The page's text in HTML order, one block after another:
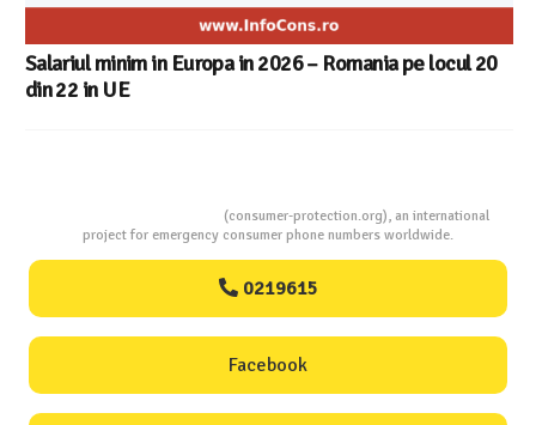
(consumer-protection.org), an international
project for emergency consumer phone numbers worldwide.
0219615
Facebook